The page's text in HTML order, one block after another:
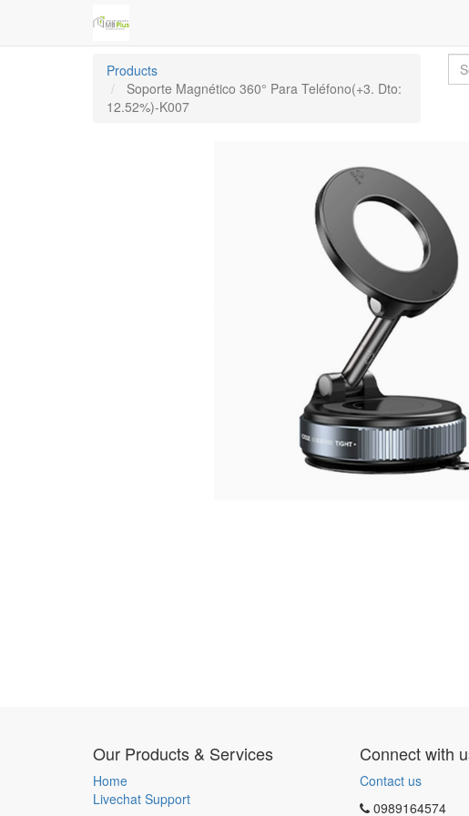
Products
Soporte Magnético 360° Para Teléfono(+3. Dto:
12.52%)-K007
Our Products & Services
Home
Livechat Support
Connect with
Contact us
0989164574